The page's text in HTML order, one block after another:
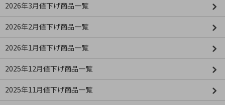
2026年3月値下げ商品一覧
2026年2月値下げ商品一覧
2026年1月値下げ商品一覧
2025年12月値下げ商品一覧
2025年11月値下げ商品一覧